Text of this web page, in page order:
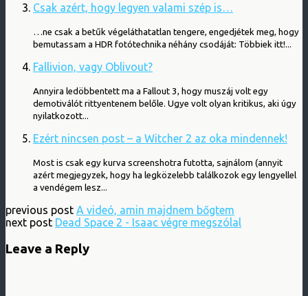
Csak azért, hogy legyen valami szép is…
…ne csak a betűk végeláthatatlan tengere, engedjétek meg, hogy
bemutassam a HDR fotótechnika néhány csodáját: Többiek itt!...
Fallivion, vagy Oblivout?
Annyira ledöbbentett ma a Fallout 3, hogy muszáj volt egy
demotiválót rittyentenem belőle. Ugye volt olyan kritikus, aki úgy
nyilatkozott...
Ezért nincsen post – a Witcher 2 az oka mindennek!
Most is csak egy kurva screenshotra futotta, sajnálom (annyit
azért megjegyzek, hogy ha legközelebb találkozok egy lengyellel
a vendégem lesz...
previous post A videó, amin majdnem bőgtem
next post Dead Space 2 - Isaac végre megszólal
Leave a Reply